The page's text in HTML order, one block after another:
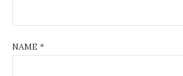
NAME *